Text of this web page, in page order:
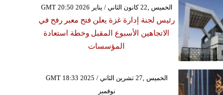
GMT 20:50 2026 الخميس ,22 كانون الثاني / يناير
رئيس لجنة إدارة غزة يعلن فتح معبر رفح في
الاتجاهين الأسبوع المقبل وخطة استعادة
المؤسسات
GMT 18:33 2025 الخميس ,27 تشرين الثاني /
نوفمبر